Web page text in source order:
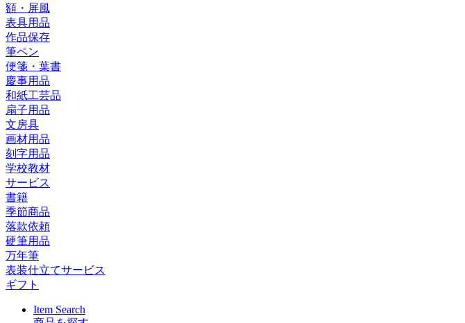
額・屏風
表具用品
作品保存
筆ペン
便箋・葉書
慶事用品
和紙工芸品
扇子用品
文房具
画材用品
刻字用品
学校教材
サービス
書籍
季節商品
落款依頼
硬筆用品
万年筆
表装仕立てサービス
ギフト
Item Search